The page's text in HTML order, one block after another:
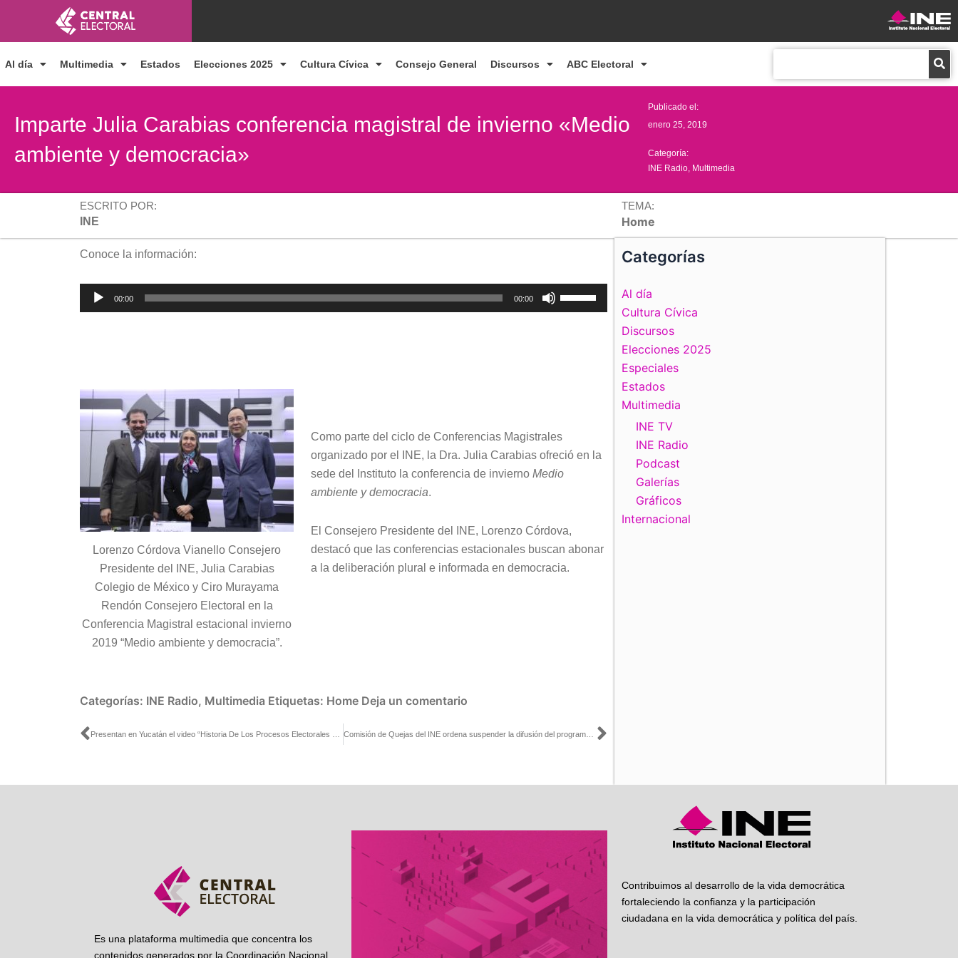
contenido
Al día Multimedia Estados Elecciones 2025 Cultura Cívica Consejo General Discursos ABC Electoral
Imparte Julia Carabias conferencia magistral de invierno «Medio
ambiente y democracia»
Publicado el:
enero 25, 2019
Categoría:
INE Radio Multimedia
ESCRITO POR:
INE
TEMA:
Home
Conoce la información:
Reproductor
de
00:00 00:00
las
o
disminuir
el
Lorenzo Córdova Vianello Consejero
Presidente del INE, Julia Carabias
Colegio de México y Ciro Murayama
Rendón Consejero Electoral en la
Conferencia Magistral estacional invierno
2019 “Medio ambiente y democracia”.
Como parte del ciclo de Conferencias Magistrales
organizado por el INE, la Dra. Julia Carabias ofreció en la
sede del Instituto la conferencia de invierno Medio
ambiente y democracia.
El Consejero Presidente del INE, Lorenzo Córdova,
destacó que las conferencias estacionales buscan abonar
a la deliberación plural e informada en democracia.
Categorías: INE Radio, Multimedia Etiquetas: Home Deja un comentario
Ant Siguiente
Categorías
Al día
Cultura Cívica
Discursos
Elecciones 2025
Especiales
Estados
Multimedia
INE TV
INE Radio
Podcast
Galerías
Gráficos
Internacional
Es una plataforma multimedia que concentra los
contenidos generados por la Coordinación Nacional
Contribuimos al desarrollo de la vida democrática
fortaleciendo la confianza y la participación
ciudadana en la vida democrática y política del país.